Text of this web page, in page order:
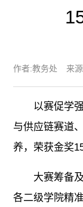
作者:教务处 来
以赛促学
与供应链赛道
养，荣获金奖
大赛筹备
各二级学院精